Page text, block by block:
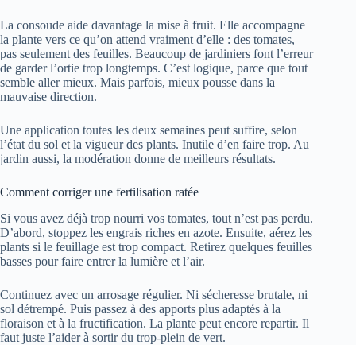
La consoude aide davantage la mise à fruit. Elle accompagne
la plante vers ce qu’on attend vraiment d’elle : des tomates,
pas seulement des feuilles. Beaucoup de jardiniers font l’erreur
de garder l’ortie trop longtemps. C’est logique, parce que tout
semble aller mieux. Mais parfois, mieux pousse dans la
mauvaise direction.
Une application toutes les deux semaines peut suffire, selon
l’état du sol et la vigueur des plants. Inutile d’en faire trop. Au
jardin aussi, la modération donne de meilleurs résultats.
Comment corriger une fertilisation ratée
Si vous avez déjà trop nourri vos tomates, tout n’est pas perdu.
D’abord, stoppez les engrais riches en azote. Ensuite, aérez les
plants si le feuillage est trop compact. Retirez quelques feuilles
basses pour faire entrer la lumière et l’air.
Continuez avec un arrosage régulier. Ni sécheresse brutale, ni
sol détrempé. Puis passez à des apports plus adaptés à la
floraison et à la fructification. La plante peut encore repartir. Il
faut juste l’aider à sortir du trop-plein de vert.